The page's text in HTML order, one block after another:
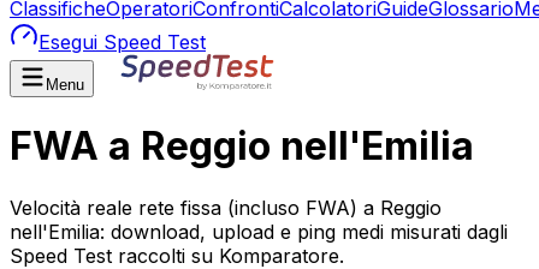
ClassificheOperatoriConfrontiCalcolatoriGuideGlossario
Esegui Speed Test
Menu
FWA a Reggio nell'Emilia
Velocità reale rete fissa (incluso FWA) a Reggio
nell'Emilia: download, upload e ping medi misurati dagli
Speed Test raccolti su Komparatore.